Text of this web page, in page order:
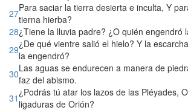
27Para saciar la tierra desierta e inculta, Y
tierna hierba?
28¿Tiene la lluvia padre? ¿O quién engendró
29¿De qué vientre salió el hielo? Y la
la engendró?
30Las aguas se endurecen a manera de
faz del abismo.
31 ¿Podrás tú atar los lazos de las Pléyades,
ligaduras de Orión?